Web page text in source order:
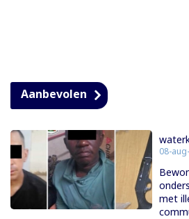
Aanbevolen
08-
met